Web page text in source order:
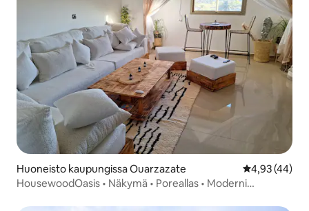
Huoneisto kaupungissa Ouarzazate
4,93 (44)
HousewoodOasis • Näkymä • Poreallas • Moderni